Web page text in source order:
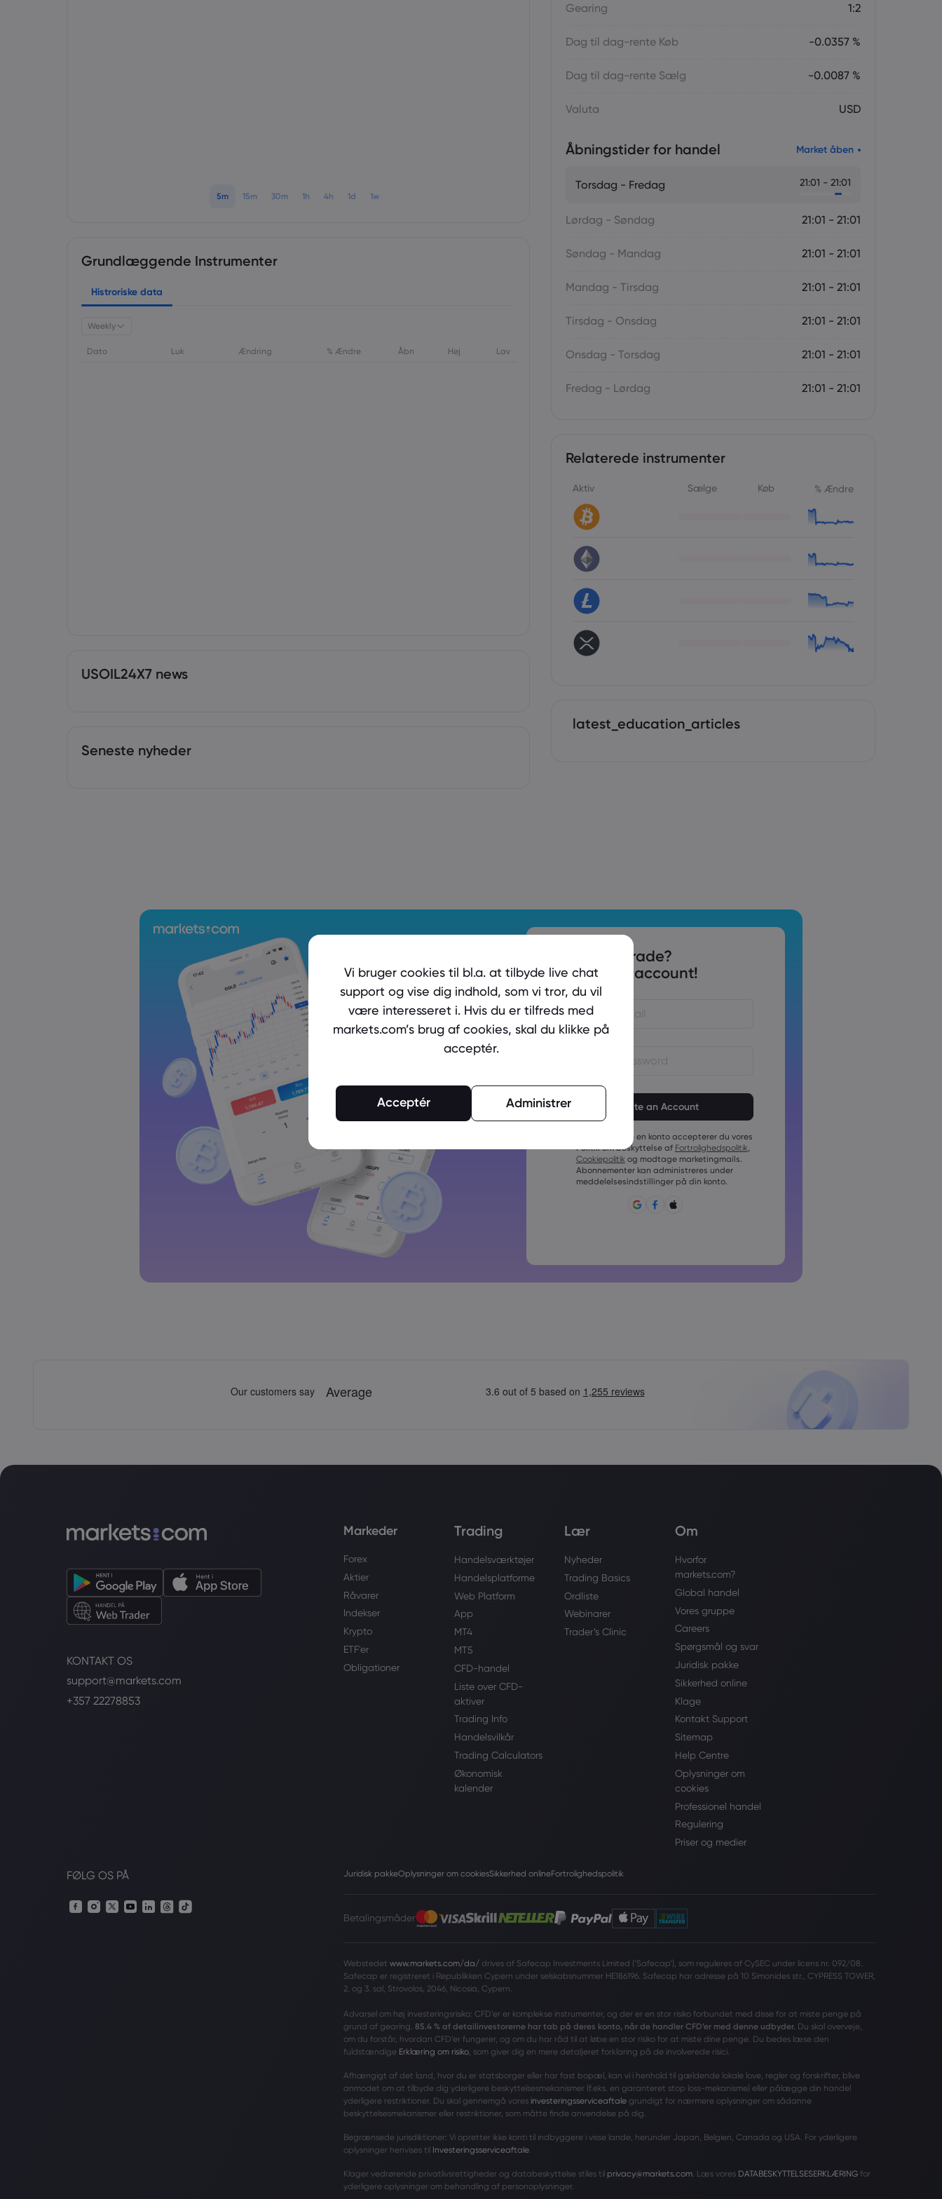
5m 15m 30m 1h 4h 1d 1w
Grundlæggende Instrumenter
Histroriske data
Weekly
Dato Luk Ændring % Ændre Åbn Høj Lav
USOIL24X7 news
Seneste nyheder
Gearing 1:2
Dag til dag-rente Køb -0.0357 %
Dag til dag-rente Sælg -0.0087 %
Valuta USD
Åbningstider for handel Market åben
Torsdag - Fredag 21:01 - 21:01
Lørdag - Søndag 21:01 - 21:01
Søndag - Mandag 21:01 - 21:01
Mandag - Tirsdag 21:01 - 21:01
Tirsdag - Onsdag 21:01 - 21:01
Onsdag - Torsdag 21:01 - 21:01
Fredag - Lørdag 21:01 - 21:01
Relaterede instrumenter
Aktiv Sælge Køb % Ændre
latest_education_articles
Ready to trade?
Create an account!
Adgangskoder skal være på mellem 6 og 15
Adgangskoder skal indeholde mindst 1 numerisk
Adgangskoder skal indeholde mindst 1 stort
bogstav
Adgangskoder skal indeholde mindst 1 lille
bogstav
()_-+=:;&lt;&gt;{,[]?,.
Ved at oprette en konto accepterer du vores
Politik om beskyttelse af Fortrolighedspolitik,
Cookiepolitik og modtage marketingmails.
Abonnementer kan administreres under
meddelelsesindstillinger på din konto.
KONTAKT OS
support@markets.com
+357 22278853
Markeder
Forex
Aktier
Råvarer
Indekser
Krypto
ETF'er
Obligationer
Trading
Handelsværktøjer
Handelsplatforme
Web Platform
App
MT4
MT5
CFD-handel
Liste over CFD-
aktiver
Trading Info
Handelsvilkår
Trading Calculators
Økonomisk
kalender
Lær
Nyheder
Trading Basics
Ordliste
Webinarer
Trader’s Clinic
Om
Hvorfor
markets.com?
Global handel
Vores gruppe
Careers
Spørgsmål og svar
Juridisk pakke
Sikkerhed online
Klage
Kontakt Support
Sitemap
Help Centre
Oplysninger om
cookies
Professionel handel
Regulering
Priser og medier
FØLG OS PÅ Juridisk pakkeOplysninger om cookiesSikkerhed onlineFortrolighedspolitik
Betalingsmåder
Webstedet www.markets.com/da/drives af Safecap Investments Limited (‘Safecap’), som reguleres af CySEC under licens nr. 092/08.
Safecap er registreret i Republikken Cypern under selskabsnummer HE186196. Safecap har adresse på 10 Simonides str., CYPRESS TOWER,
2. og 3. sal, Strovolos, 2046, Nicosia, Cypern.
Advarsel om høj investeringsrisiko: CFD’er er komplekse instrumenter, og der er en stor risiko forbundet med disse for at miste penge på
grund af gearing. 85.4 % af detailinvestorerne har tab på deres konto, når de handler CFD’er med denne udbyder. Du skal overveje,
om du forstår, hvordan CFD’er fungerer, og om du har råd til at løbe en stor risiko for at miste dine penge. Du bedes læse den
fuldstændige Erklæring om risiko, som giver dig en mere detaljeret forklaring på de involverede risici.
Afhængigt af det land, hvor du er statsborger eller har fast bopæl, kan vi i henhold til gældende lokale love, regler og forskrifter, blive
anmodet om at tilbyde dig yderligere beskyttelsesmekanismer (f.eks. en garanteret stop loss-mekanisme) eller pålægge din handel
yderligere restriktioner. Du skal gennemgå vores investeringsserviceaftalegrundigt for nærmere oplysninger om sådanne
beskyttelsesmekanismer eller restriktioner, som måtte finde anvendelse på dig.
Begrænsede jurisdiktioner: Vi opretter ikke konti til indbyggere i visse lande, herunder Japan, Belgien, Canada og USA. For yderligere
oplysninger henvises til Investeringsserviceaftale.
Klager vedrørende privatlivsrettigheder og databeskyttelse stiles til privacy@markets.com. Læs vores DATABESKYTTELSESERKLÆRINGfor
yderligere oplysninger om behandling af personoplysninger.
Vi bruger cookies til bl.a. at tilbyde live chat
support og vise dig indhold, som vi tror, du vil
være interesseret i. Hvis du er tilfreds med
markets.com’s brug af cookies, skal du klikke på
acceptér.
Acceptér Administrer